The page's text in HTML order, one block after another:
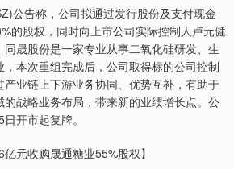
告称，公司拟通过发行股份及支付现金
的股权，同时向上市公司实际控制人卢元健
晟股份是一家专业从事二氧化硅研发、生
本次重组完成后，公司取得标的公司控制
业链上下游业务协同、优势互补，有助于
战略业务布局，带来新的业绩增长点。公
开市起复牌。
收购晟通糖业55%股权】